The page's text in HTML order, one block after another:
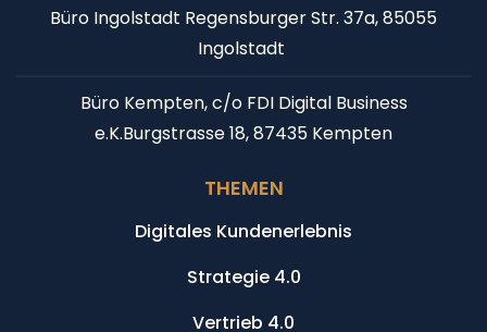
Büro Ingolstadt Regensburger Str. 37a, 85055
Ingolstadt
Büro Kempten, c/o FDI Digital Business
e.K.Burgstrasse 18, 87435 Kempten
THEMEN
Digitales Kundenerlebnis
Strategie 4.0
Vertrieb 4.0